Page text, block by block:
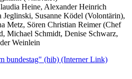
Heine, Alexander Heinrich
Jeglinski, Susanne Ködel (Volontärin),
Metz, Sören Christian Reimer (Chef
Michael Schmidt, Denise Schwarz,
Weinlein
bundestag" (hib) (Interner Link)